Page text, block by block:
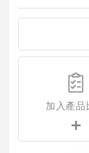
加入產品